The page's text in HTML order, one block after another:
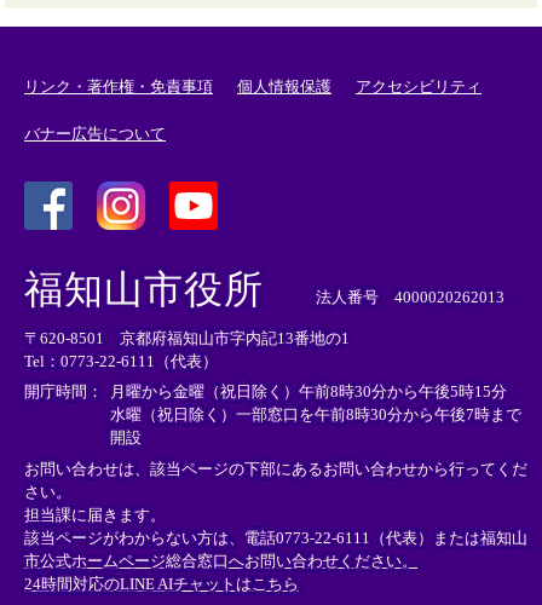
リンク・著作権・免責事項 個人情報保護 アクセシビリティ
バナー広告について
外
部
リ
ン
ク
＞
外
リ
ン
ク
＞
外
部
ン
ク
＞
福知山市役所 法人番号 4000020262013
〒620-8501 京都府福知山市字内記13番地の1
Tel：0773-22-6111（代表）
開庁時間：
月曜から金曜（祝日除く）午前8時30分から午後5時15分
水曜（祝日除く）一部窓口を午前8時30分から午後7時まで
開設
お問い合わせは、該当ページの下部にあるお問い合わせから行ってくだ
さい。
担当課に届きます。
該当ページがわからない方は、電話0773-22-6111（代表）または福知山
市公式ホームページ総合窓口へお問い合わせください。
24時間対応のLINE AIチャットはこちら